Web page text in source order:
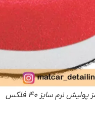
نرم سایز 40 فلکس